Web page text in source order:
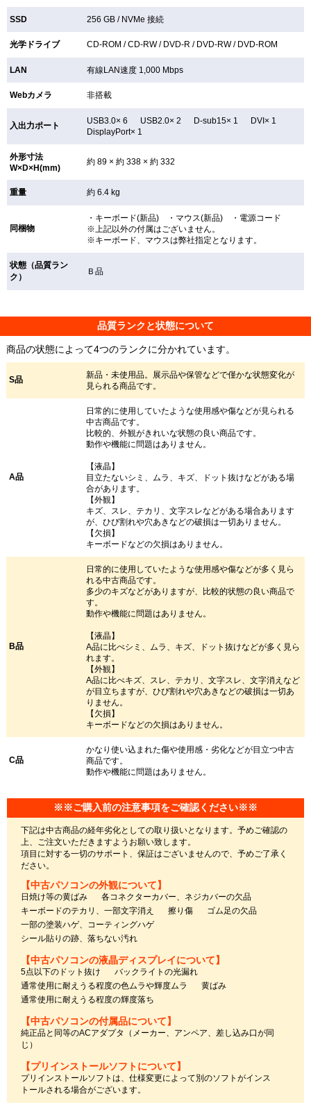
SSD 256 GB / NVMe 接続
光学ドライブ CD-ROM /CD-RW / DVD-R / DVD-RW / DVD-ROM
LAN 有線LAN速度 1,000 Mbps
Webカメラ 非搭載
入出力ポート
USB3.0× 6 USB2.0× 2 D-sub15× 1 DVI× 1
DisplayPort× 1
外形寸法
W×D×H(mm)
約 89 × 約 338 × 約 332
重量 約 6.4 kg
同梱物
・キーボード(新品) ・マウス(新品) ・電源コード
※上記以外の付属はございません。
※キーボード、マウスは弊社指定となります。
状態（品質ラン
ク）
Ｂ品
品質ランクと状態について
商品の状態によって4つのランクに分かれています。
S品
新品・未使用品。展示品や保管などで僅かな状態変化が
見られる商品です。
A品
日常的に使用していたような使用感や傷などが見られる
中古商品です。
比較的、外観がきれいな状態の良い商品です。
動作や機能に問題はありません。
【液晶】
目立たないシミ、ムラ、キズ、ドット抜けなどがある場
合があります。
【外観】
キズ、スレ、テカリ、文字スレなどがある場合あります
が、ひび割れや穴あきなどの破損は一切ありません。
【欠損】
キーボードなどの欠損はありません。
B品
日常的に使用していたような使用感や傷などが多く見ら
れる中古商品です。
多少のキズなどがありますが、比較的状態の良い商品で
す。
動作や機能に問題はありません。
【液晶】
A品に比べシミ、ムラ、キズ、ドット抜けなどが多く見ら
れます。
【外観】
A品に比べキズ、スレ、テカリ、文字スレ、文字消えなど
が目立ちますが、ひび割れや穴あきなどの破損は一切あ
りません。
【欠損】
キーボードなどの欠損はありません。
C品
かなり使い込まれた傷や使用感・劣化などが目立つ中古
商品です。
動作や機能に問題はありません。
※※ご購入前の注意事項をご確認ください※※
下記は中古商品の経年劣化としての取り扱いとなります。予めご確認の
上、ご注文いただきますようお願い致します。
項目に対する一切のサポート、保証はございませんので、予めご了承く
ださい。
【中古パソコンの外観について】
日焼け等の黄ばみ
各コネクターカバー、ネジカバーの欠品
キーボードのテカリ、一部文字消え
擦り傷
ゴム足の欠品
一部の塗装ハゲ、コーティングハゲ
シール貼りの跡、落ちない汚れ
【中古パソコンの液晶ディスプレイについて】
5点以下のドット抜け
バックライトの光漏れ
通常使用に耐えうる程度の色ムラや輝度ムラ
黄ばみ
通常使用に耐えうる程度の輝度落ち
【中古パソコンの付属品について】
純正品と同等のACアダプタ（メーカー、アンペア、差し込み口が同
じ）
【プリインストールソフトについて】
プリインストールソフトは、仕様変更によって別のソフトがインス
トールされる場合がございます。